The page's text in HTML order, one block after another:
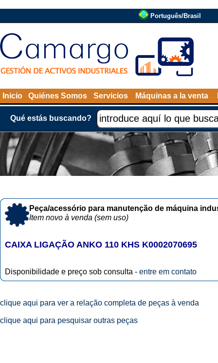
Português/Brasil
Inicio Quiénes Somos Servicios Máquinas a la venta
Qué estás buscando?
Peça/acessório para manutenção de máquina
Item novo à venda (sem uso)
CAIXA LIGAÇÃO ANKO 110 KHS K0002070695
Disponibilidade e preço sob consulta - entre em contato
clique aqui para ver a relação completa de peças à venda
clique aqui para pesquisar outras peças